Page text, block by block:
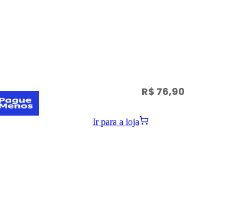
R$ 76,90
Ir para a loja